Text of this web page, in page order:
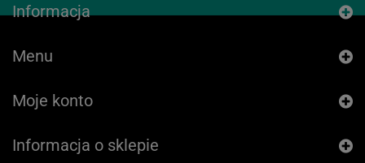
Informacja
Menu
Moje konto
Informacja o sklepie